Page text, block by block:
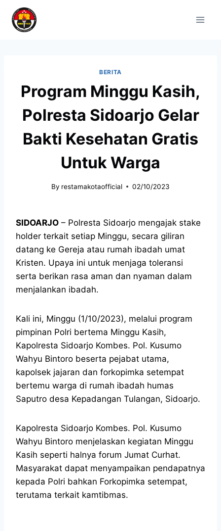
BERITA
Program Minggu Kasih,
Polresta Sidoarjo Gelar
Bakti Kesehatan Gratis
Untuk Warga
By restamakotaofficial 02/10/2023
SIDOARJO – Polresta Sidoarjo mengajak stake
holder terkait setiap Minggu, secara giliran
datang ke Gereja atau rumah ibadah umat
Kristen. Upaya ini untuk menjaga toleransi
serta berikan rasa aman dan nyaman dalam
menjalankan ibadah.
Kali ini, Minggu (1/10/2023), melalui program
pimpinan Polri bertema Minggu Kasih,
Kapolresta Sidoarjo Kombes. Pol. Kusumo
Wahyu Bintoro beserta pejabat utama,
kapolsek jajaran dan forkopimka setempat
bertemu warga di rumah ibadah humas
Saputro desa Kepadangan Tulangan, Sidoarjo.
Kapolresta Sidoarjo Kombes. Pol. Kusumo
Wahyu Bintoro menjelaskan kegiatan Minggu
Kasih seperti halnya forum Jumat Curhat.
Masyarakat dapat menyampaikan pendapatnya
kepada Polri bahkan Forkopimka setempat,
terutama terkait kamtibmas.